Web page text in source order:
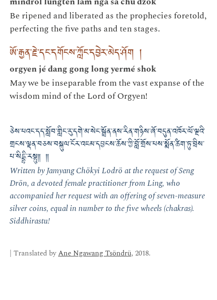
Be ripened and liberated as the prophecies foretold,
perfecting the five paths and ten stages.
ཨོ་རྒྱན་རྗེ་དང་དགོངས་ཀློང་དབྱེར་མེད་ཤོག །
orgyen jé dang gong long yermé shok
May we be inseparable from the vast expanse of the
wisdom mind of the Lord of Orgyen!
ཅེས་པའང་དད་སློབ་གླིང་རུ་དགེ་མ་སེང་སྒྲོན་ནས་རིན་གཉིས་ཞོ་བདུན་འཁོར་ལོ་ལྔའི་
གྲངས་ལྡན་བཅས་བསྐུལ་ངོར་འཇམ་དབྱངས་ཆོས་ཀྱི་བློ་གྲོས་པས་སྨོན་ཚིག་ཏུ་བྲིས་
པ་སིདྡྷི་རསྟུ༎ ༎
Written by Jamyang Chökyi Lodrö at the request of Seng
Drön, a devoted female practitioner from Ling, who
accompanied her request with an offering of seven-measure
silver coins, equal in number to the five wheels (chakras).
Siddhirastu!
| Translated byAne Ngawang Tsöndrü, 2018.